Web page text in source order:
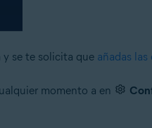
y se te solicita que añadas
momento a en